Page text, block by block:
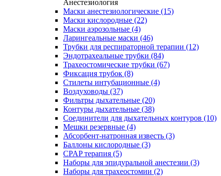
Анестезиология
Маски анестезиологические (15)
Маски кислородные (22)
Маски аэрозольные (4)
Ларингеальные маски (46)
Трубки для респираторной терапии (12)
Эндотрахеальные трубки (84)
Трахеостомические трубки (67)
Фиксация трубок (8)
Стилеты интубационные (4)
Воздуховоды (37)
Фильтры дыхательные (20)
Контуры дыхательные (38)
Соединители для дыхательных контуров (10)
Мешки резервные (4)
Абсорбент-натронная известь (3)
Баллоны кислородные (3)
CPAP терапия (5)
Наборы для эпидуральной анестезии (3)
Наборы для трахеостомии (2)